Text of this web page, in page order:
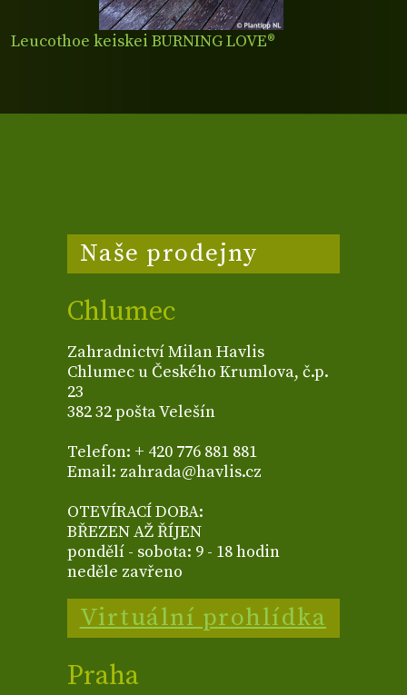
Leucothoe keiskei BURNING LOVE®
Naše prodejny
Chlumec
Zahradnictví Milan Havlis
Chlumec u Českého Krumlova, č.p.
23
382 32 pošta Velešín
Telefon: + 420 776 881 881
Email: zahrada@havlis.cz
OTEVÍRACÍ DOBA:
BŘEZEN AŽ ŘÍJEN
pondělí - sobota: 9 - 18 hodin
neděle zavřeno
Virtuální prohlídka
Praha